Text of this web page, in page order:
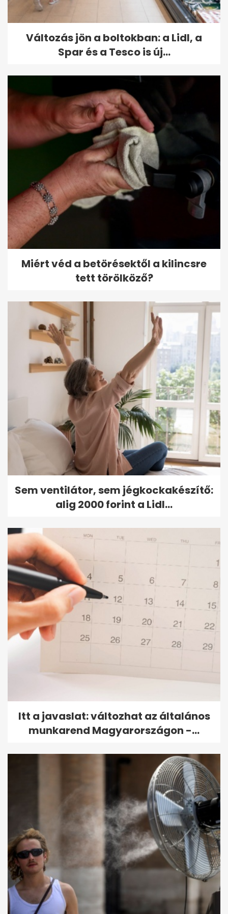
Változás jön a boltokban: a Lidl, a
Spar és a Tesco is új...
Miért véd a betörésektől a kilincsre
tett törölköző?
Sem ventilátor, sem jégkockakészítő:
alig 2000 forint a Lidl...
Itt a javaslat: változhat az általános
munkarend Magyarországon -...